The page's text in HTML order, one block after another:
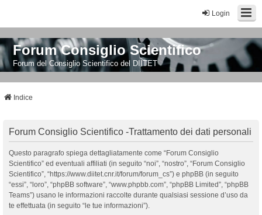
Login
Forum Consiglio Scientifico
Forum del Consiglio Scientifico del DIITET
Indice
Forum Consiglio Scientifico -Trattamento dei dati personali
Questo paragrafo spiega dettagliatamente come “Forum Consiglio
Scientifico” ed eventuali affiliati (in seguito “noi”, “nostro”, “Forum Consiglio
Scientifico”, “https://www.diitet.cnr.it/forum/forum_cs”) e phpBB (in seguito
“essi”, “loro”, “phpBB software”, “www.phpbb.com”, “phpBB Limited”, “phpBB
Teams”) usano le informazioni raccolte durante qualsiasi sessione d’uso da
te effettuata (in seguito “le tue informazioni”).